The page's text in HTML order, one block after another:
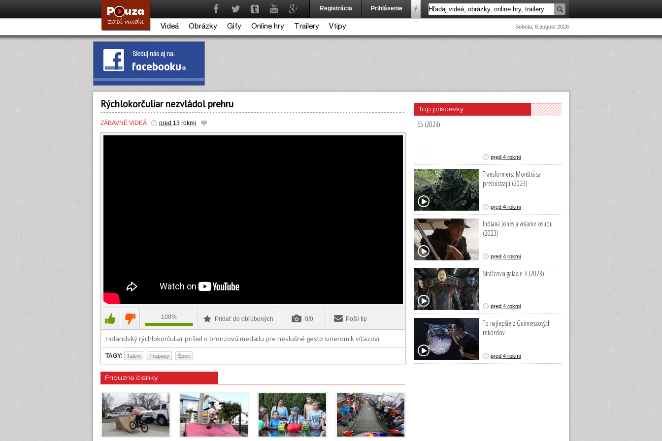
Registrácia Prihlásenie
Videá Obrázky Gify Online hry Trailery Vtipy Sobota, 8.august 2026
Rýchlokorčuliar nezvládol prehru
ZÁBAVNÉ VIDEÁ pred 13 rokmi
100% Pridať do obľúbených 0/0 Pošli tip
Holandský rýchlokorčuliar prišiel o bronzovú medailu pre neslušné gesto smerom k víťazovi.
TAGY: Talent Trapasy Šport
Príbuzné články
Top príspevky
65 (2023)
pred 4 rokmi
Transformers: Monštrá sa
prebúdzajú (2023)
pred 4 rokmi
Indiana Jones a volanie osudu
(2023)
pred 4 rokmi
Strážcovia galaxie 3 (2023)
pred 4 rokmi
To najlepšie z Guinnessových
rekordov
pred 4 rokmi